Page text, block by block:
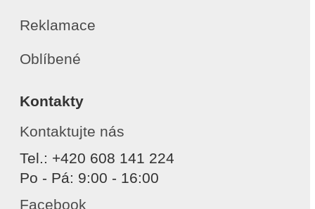
Reklamace
Oblíbené
Kontakty
Kontaktujte nás
Tel.: +420 608 141 224
Po - Pá: 9:00 - 16:00
Facebook